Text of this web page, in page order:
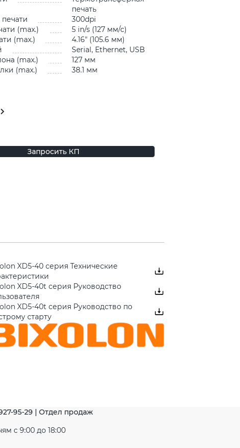
печать
300dpi
(max.)
5 in/s (127 мм/с)
(max.)
4.16″ (105.6 мм)
Serial, Ethernet, USB
(max.)
127 мм
(max.)
38.1 мм
Запросить КП
XD5-40 серия Технические
XD5-40t серия Руководство
XD5-40t серия Руководство по
старту
95-29 | Отдел продаж
с 9:00 до 18:00